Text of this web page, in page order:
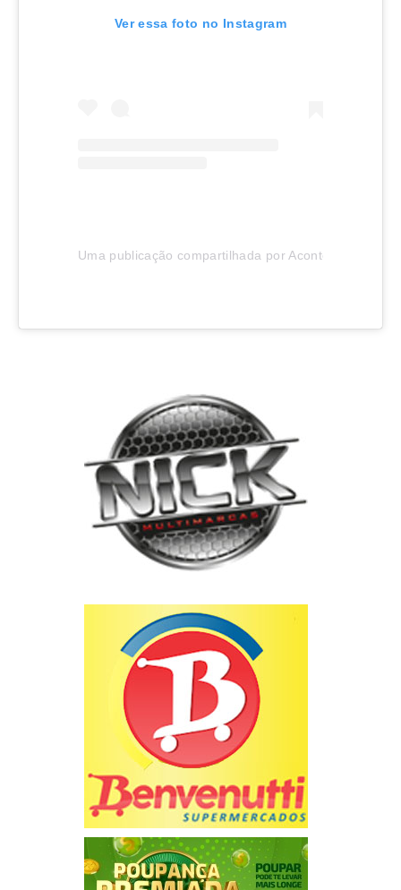
Ver essa foto no Instagram
Uma publicação compartilhada por Aconteceu em